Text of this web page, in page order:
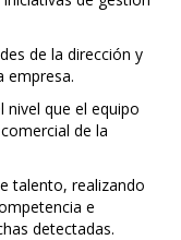
de la dirección y
empresa.
que el equipo
de la
talento, realizando
e
detectadas.